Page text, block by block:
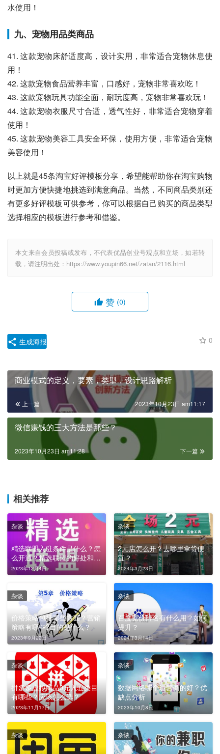
水使用！
九、宠物用品类商品
41. 这款宠物床舒适度高，设计实用，非常适合宠物休息使
用！
42. 这款宠物食品营养丰富，口感好，宠物非常喜欢吃！
43. 这款宠物玩具功能全面，耐玩度高，宠物非常喜欢玩！
44. 这款宠物衣服尺寸合适，透气性好，非常适合宠物穿着
使用！
45. 这款宠物美容工具安全环保，使用方便，非常适合宠物
美容使用！
以上就是45条淘宝好评模板分享，希望能帮助你在淘宝购物
时更加方便快捷地挑选到满意商品。当然，不同商品类别还
有更多好评模板可供参考，你可以根据自己购买的商品类型
选择相应的模板进行参考和借鉴。
本文来自会员投稿或发布，不代表优品创业号观点和立场，如若转
载，请注明出处：https://www.youpin66.net/zatan/2116.html
赞 (0)
0
生成海报
商业模式的定义，要素，类型，设计思路解析
上一篇 2023年10月23日 am11:17
微信赚钱的三大方法是那些？
下一篇
2023年10月23日 am11:28
相关推荐
精选联盟入驻条件是什么？怎
么开通？精选联盟的好处和坏
处有哪些？
2023年12月4日
杂谈
2元店怎么开？去哪里拿货便
宜？
2024年3月23日
杂谈
价格策略包括哪些方面？营销
策略有哪些?目的是什么？
2023年9月22日
杂谈
百度竞价排名有什么用？如何
提升？
2024年3月14日
杂谈
拼多多虚拟商品0元入驻类目
有哪些？应该怎么选？
2023年11月17日
杂谈
数据网络哪个运营商的好？优
缺点分析
2023年10月8日
杂谈
杂谈 杂谈